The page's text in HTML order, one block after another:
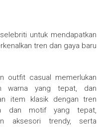
untuk mendapatkan
tren dan gaya baru
outfit casual memerlukan
warna yang tepat, dan
item klasik dengan tren
dan motif yang tepat,
aksesori trendy, serta